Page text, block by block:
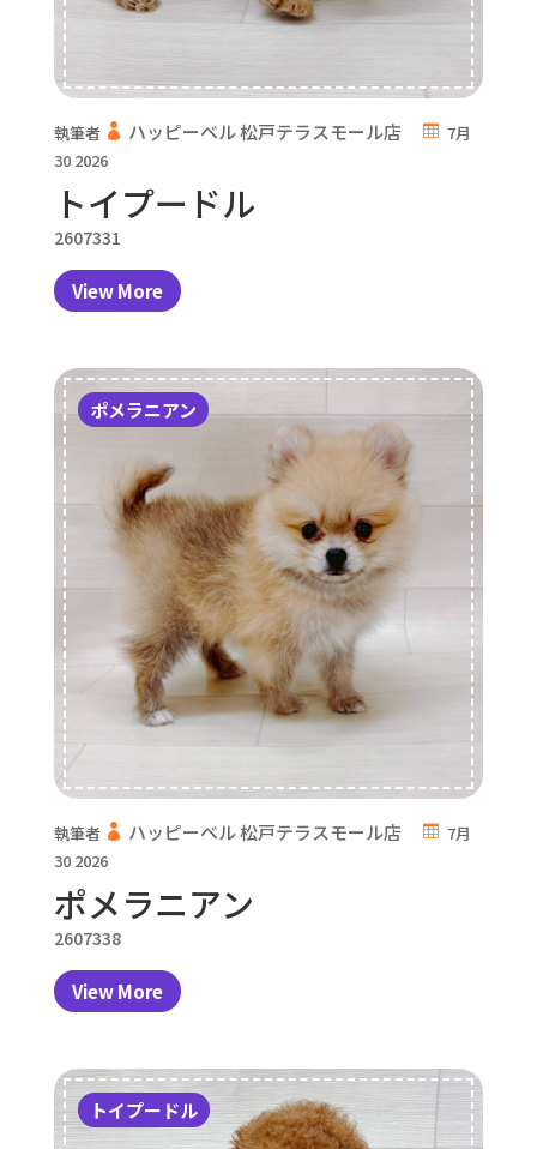
トイプードル
執筆者 ハッピーベル 松戸テラスモール店
7月
30 2026
2607331
View More
ポメラニアン
執筆者 ハッピーベル 松戸テラスモール店
7月
30 2026
ポメラニアン
2607338
View More
トイプードル